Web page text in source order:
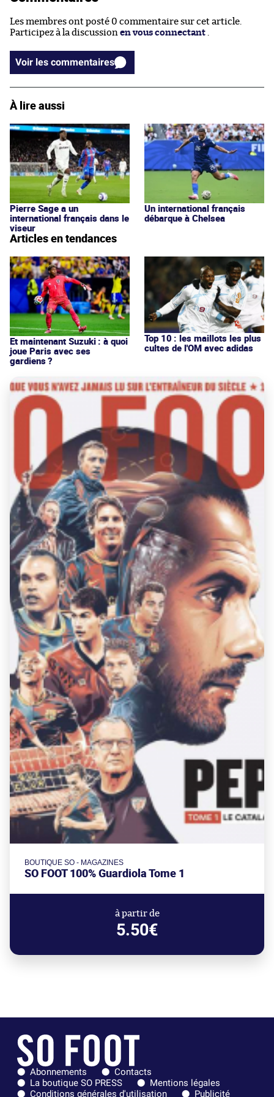
Les membres ont posté 0 commentaire sur cet article.
Participez à la discussion en vous connectant .
Voir les commentaires
À lire aussi
Pierre Sage a un
international français dans le
viseur
Un international français
débarque à Chelsea
Articles en tendances
Et maintenant Suzuki : à quoi
joue Paris avec ses
gardiens ?
Top 10 : les maillots les plus
cultes de l'OM avec adidas
BOUTIQUE SO - MAGAZINES
SO FOOT 100% Guardiola Tome 1
à partir de
5.50€
Abonnements
Contacts
La boutique SO PRESS
Mentions légales
Conditions générales d'utilisation
Publicité